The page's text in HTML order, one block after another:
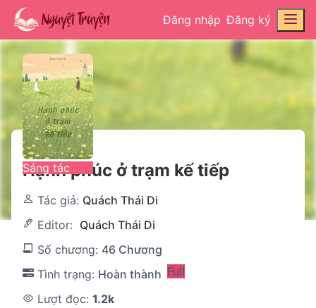
Đăng nhập Đăng ký
Sáng tác
Hạnh phúc ở trạm kế tiếp
Tác giả: Quách Thái Di
Editor: Quách Thái Di
Số chương: 46 Chương
Tình trạng: Hoàn thành Full
Lượt đọc: 1.2k